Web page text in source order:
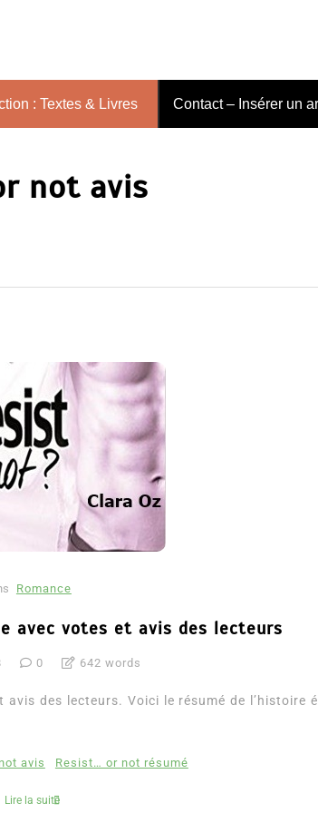
: Textes & Livres Contact – Insérer un
not avis
Romance
avec votes et avis des lecteurs
0 642 words
des lecteurs. Voici le résumé de l’histoire
avis Resist… or not résumé
Lire la suite
8 Juil 2026